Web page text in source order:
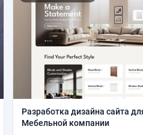
Разработка дизайна сайта
Мебельной компании